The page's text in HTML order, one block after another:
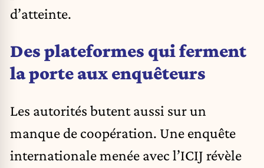
d’atteinte.
Des plateformes qui ferment
la porte aux enquêteurs
Les autorités butent aussi sur un
manque de coopération. Une enquête
internationale menée avec l’ICIJ révèle